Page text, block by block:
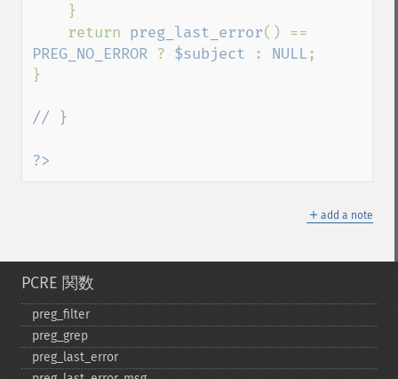
    return
preg_last_error
PREG_NO_ERROR ? $subject : NULL ;
}
// }
?>
＋ add a note
PCRE 関数
preg_​filter
preg_​grep
preg_​last_​error